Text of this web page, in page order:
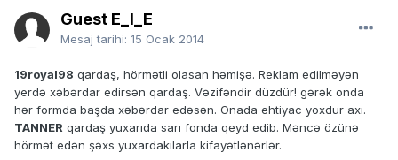
Guest E_I_E
Mesaj tarihi: 15 Ocak 2014
19royal98 qardaş, hörmətli olasan həmişə. Reklam edilməyən
yerdə xəbərdar edirsən qardaş. Vəzifəndir düzdür! gərək onda
hər formda başda xəbərdar edəsən. Onada ehtiyac yoxdur axı.
TANNER qardaş yuxarıda sarı fonda qeyd edib. Məncə özünə
hörmət edən şəxs yuxardakılarla kifayətlənərlər.